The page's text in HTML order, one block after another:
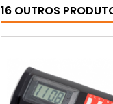
16 OUTROS